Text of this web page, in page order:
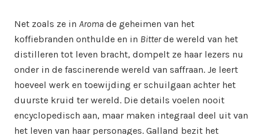
Net zoals ze in Aroma de geheimen van het
koffiebranden onthulde en in Bitterde wereld van het
distilleren tot leven bracht, dompelt ze haar lezers nu
onder in de fascinerende wereld van saffraan. Je leert
hoeveel werk en toewijding er schuilgaan achter het
duurste kruid ter wereld. Die details voelen nooit
encyclopedisch aan, maar maken integraal deel uit van
het leven van haar personages. Galland bezit het